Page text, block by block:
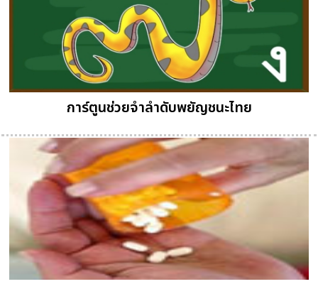
การ์ตูนช่วยจำลำดับพยัญชนะไทย